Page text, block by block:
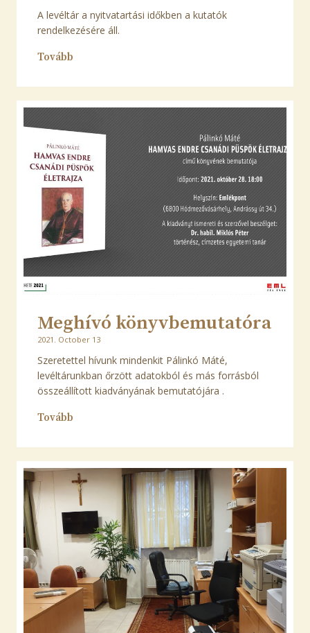
A levéltár a nyitvatartási időkben a kutatók
rendelkezésére áll.
Tovább
Meghívó könyvbemutatóra
2021. October 13
Szeretettel hívunk mindenkit Pálinkó Máté,
levéltárunkban őrzött adatokból és más forrásból
összeállított kiadványának bemutatójára .
Tovább